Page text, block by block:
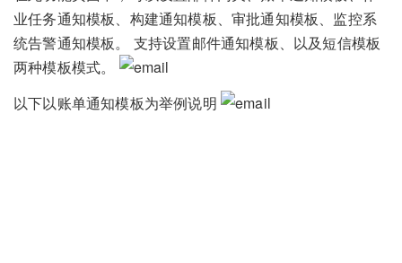
业任务通知模板、构建通知模板、审批通知模板、监控系
统告警通知模板。 支持设置邮件通知模板、以及短信模板
两种模板模式。
以下以账单通知模板为举例说明